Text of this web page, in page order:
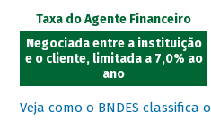
Taxa do Agente Financeiro
Negociada entre a instituição
e o cliente, limitada a 7,0% ao
ano
Veja como o BNDES